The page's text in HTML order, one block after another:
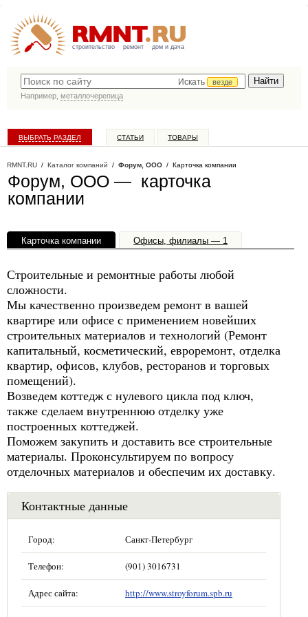
строительство ремонт дом и дача
Искать
везде
Например, металлочерепица
ВЫБРАТЬ РАЗДЕЛ СТАТЬИ ТОВАРЫ
RMNT.RU / Каталог компаний / Форум, ООО / Карточка компании
Форум, ООО — карточка
компании
Карточка компании Офисы, филиалы — 1
Строительные и ремонтные работы любой
сложности.
Мы качественно произведем ремонт в вашей
квартире или офисе с применением новейших
строительных материалов и технологий (Ремонт
капитальный, косметический, евроремонт, отделка
квартир, офисов, клубов, ресторанов и торговых
помещений).
Возведем коттедж с нулевого цикла под ключ,
также сделаем внутреннюю отделку уже
построенных коттеджей.
Поможем закупить и доставить все строительные
материалы. Проконсультируем по вопросу
отделочных материалов и обеспечим их доставку.
Контактные данные
Город: Санкт-Петербург
Телефон: (901) 3016731
Адрес сайта: http://www.stroyforum.spb.ru